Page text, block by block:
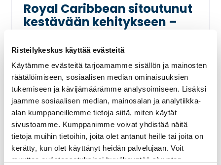
Risteilykeskus käyttää evästeitä
Käytämme evästeitä tarjoamamme sisällön ja mainosten
räätälöimiseen, sosiaalisen median ominaisuuksien
tukemiseen ja kävijämäärämme analysoimiseen. Lisäksi
jaamme sosiaalisen median, mainosalan ja analytiikka-
alan kumppaneillemme tietoja siitä, miten käytät
sivustoamme. Kumppanimme voivat yhdistää näitä
tietoja muihin tietoihin, joita olet antanut heille tai joita on
kerätty, kun olet käyttänyt heidän palvelujaan. Voit
muuttaa evästeasetuksiesi hyväksyntää sivuston
Royal Caribbean sitoutunut
kestävään kehitykseen –
varustamo tarjoaa nyt 1 400
ympäristöystävällistä
retkivaihtoehtoa
Royal Caribbean Ympäristöystävällisyys
Royal Caribbean Cruises Ltd. (RCCL) kertoi
syyskuun lopussa, että sen valikoimasta
on nyt varattavissa 1 400 kestävän
kehityksen periaatteiden mukaisesti
toteutettua retkivaihtoehtoa.